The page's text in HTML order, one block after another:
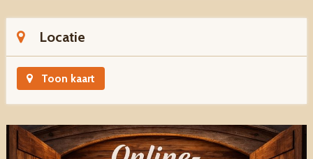
Locatie
Toon kaart